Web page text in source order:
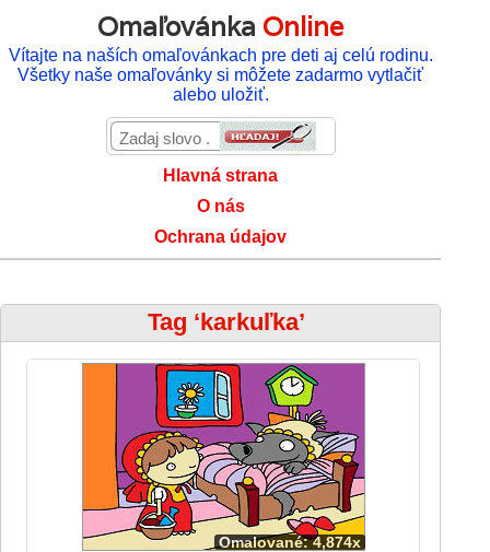
Omaľovánka Online
Vítajte na naších omaľovánkach pre deti aj celú rodinu.
Všetky naše omaľovánky si môžete zadarmo vytlačiť
alebo uložiť.
Hlavná strana
O nás
Ochrana údajov
Tag ‘karkuľka’
Omalované: 4,874x